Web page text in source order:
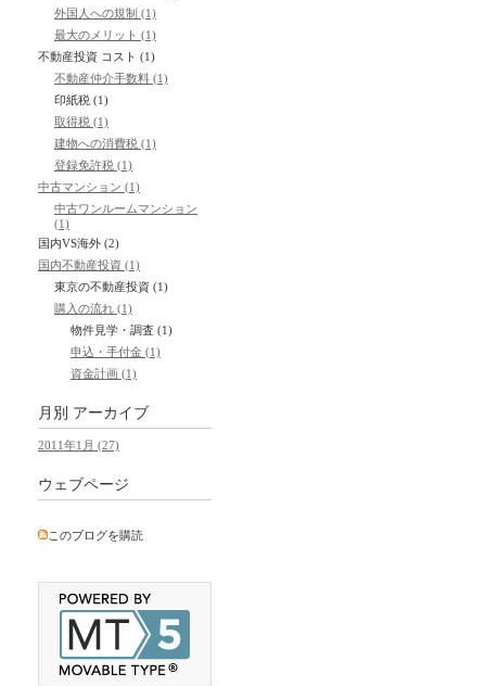
外国人への規制 (1)
最大のメリット (1)
不動産投資 コスト (1)
不動産仲介手数料 (1)
印紙税 (1)
取得税 (1)
建物への消費税 (1)
登録免許税 (1)
中古マンション (1)
中古ワンルームマンション
(1)
国内VS海外 (2)
国内不動産投資 (1)
東京の不動産投資 (1)
購入の流れ (1)
物件見学・調査 (1)
申込・手付金 (1)
資金計画 (1)
月別 アーカイブ
2011年1月 (27)
ウェブページ
このブログを購読